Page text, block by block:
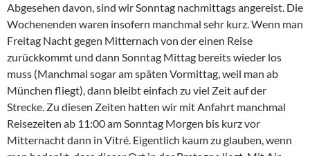
Abgesehen davon, sind wir Sonntag nachmittags angereist. Die
Wochenenden waren insofern manchmal sehr kurz. Wenn man
Freitag Nacht gegen Mitternach von der einen Reise
zurückkommt und dann Sonntag Mittag bereits wieder los
muss (Manchmal sogar am späten Vormittag, weil man ab
München fliegt), dann bleibt einfach zu viel Zeit auf der
Strecke. Zu diesen Zeiten hatten wir mit Anfahrt manchmal
Reisezeiten ab 11:00 am Sonntag Morgen bis kurz vor
Mitternacht dann in Vitré. Eigentlich kaum zu glauben, wenn